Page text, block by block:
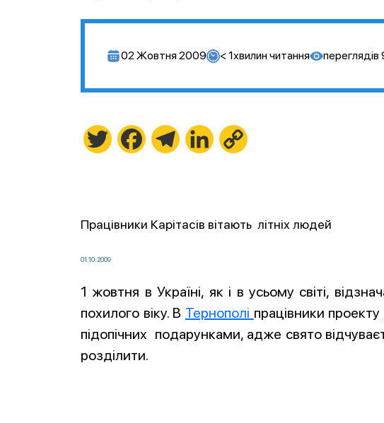
02 Жовтня 2009 < 1хвилин читання переглядів
Twitter FacebookTelegramLinkedIn
Працівники Карітасів вітають літніх людей
01.10.2009
1 жовтня в Україні, як і в усьому світі,
похилого віку. В Тернополі працівники проекту
підопічних подарунками, адже свято
розділити.